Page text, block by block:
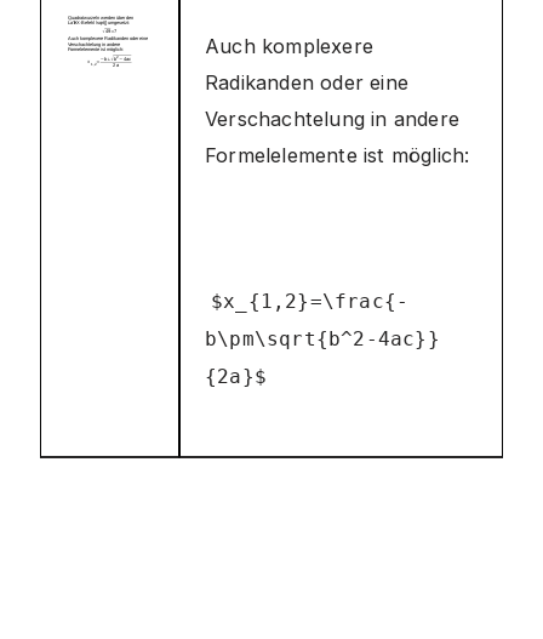
Auch komplexere
Radikanden oder eine
Verschachtelung in andere
Formelelemente ist möglich:
$x_{1,2}=\frac{-
b\pm\sqrt{b^2-4ac}}
{2a}$